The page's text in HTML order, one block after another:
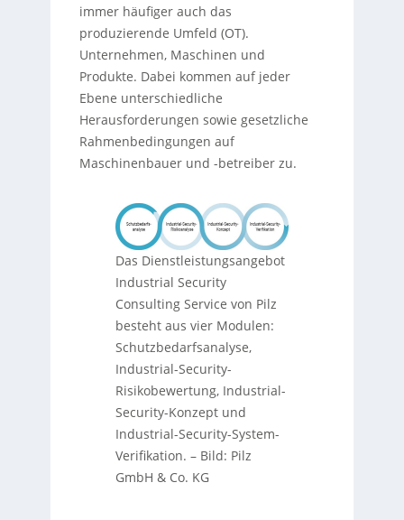
immer häufiger auch das
produzierende Umfeld (OT).
Unternehmen, Maschinen und
Produkte. Dabei kommen auf jeder
Ebene unterschiedliche
Herausforderungen sowie gesetzliche
Rahmenbedingungen auf
Maschinenbauer und -betreiber zu.
Das Dienstleistungsangebot
Industrial Security
Consulting Service von Pilz
besteht aus vier Modulen:
Schutzbedarfsanalyse,
Industrial-Security-
Risikobewertung, Industrial-
Security-Konzept und
Industrial-Security-System-
Verifikation. – Bild: Pilz
GmbH & Co. KG